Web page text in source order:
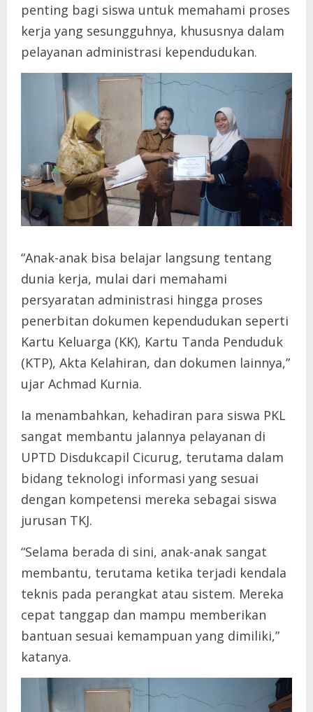
penting bagi siswa untuk memahami proses
kerja yang sesungguhnya, khususnya dalam
pelayanan administrasi kependudukan.
“Anak-anak bisa belajar langsung tentang
dunia kerja, mulai dari memahami
persyaratan administrasi hingga proses
penerbitan dokumen kependudukan seperti
Kartu Keluarga (KK), Kartu Tanda Penduduk
(KTP), Akta Kelahiran, dan dokumen lainnya,”
ujar Achmad Kurnia.
Ia menambahkan, kehadiran para siswa PKL
sangat membantu jalannya pelayanan di
UPTD Disdukcapil Cicurug, terutama dalam
bidang teknologi informasi yang sesuai
dengan kompetensi mereka sebagai siswa
jurusan TKJ.
“Selama berada di sini, anak-anak sangat
membantu, terutama ketika terjadi kendala
teknis pada perangkat atau sistem. Mereka
cepat tanggap dan mampu memberikan
bantuan sesuai kemampuan yang dimiliki,”
katanya.